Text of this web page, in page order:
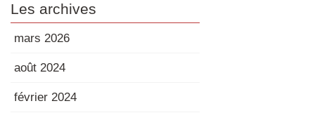
Les archives
mars 2026
août 2024
février 2024